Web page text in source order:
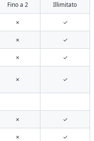
Fino a 2 Illimitato
✗ ✓
✗ ✓
✗ ✓
✗ ✓
✗ ✓
✗ ✓